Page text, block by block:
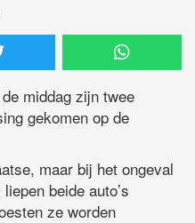
middag zijn twee
gekomen op de
maar bij het ongeval
beide auto’s
ze worden